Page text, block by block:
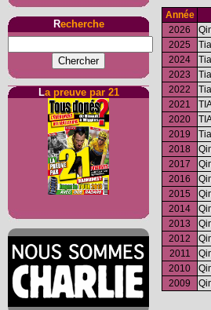
Recherche
La preuve par 21
Année
2026
2025
2024
2023
2022
2021
2020
2019
2018
2017
2016
2015
2014
2013
2012
2011
2010
2009